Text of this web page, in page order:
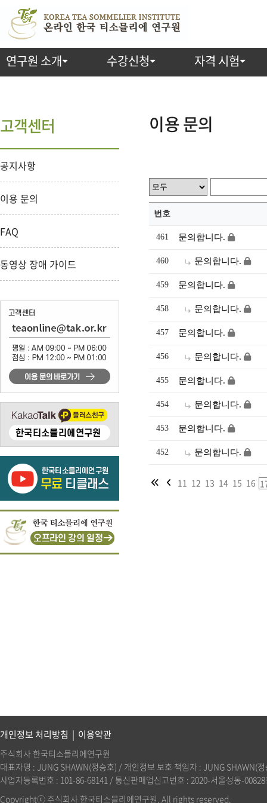
연구원 소개 수강신청 자격 시험
이용 문의
번호
461 문의합니다.
460 문의합니다.
459 문의합니다.
458 문의합니다.
457 문의합니다.
456 문의합니다.
455 문의합니다.
454 문의합니다.
453 문의합니다.
452 문의합니다.
11 12 13 14 15 16
고객센터
공지사항
이용 문의
FAQ
동영상 장애 가이드
개인정보 처리방침 | 이용약관
주식회사 한국티소믈리에연구원
대표자명 : JUNG SHAWN(정승호) / 개인정보 보호 책임자 : JUNG
사업자등록번호 : 101-86-68141 / 통신판매업신고번호 : 2020-서울성동-
Copyrightⓒ 주식회사 한국티소믈리에연구원. All rights reserved.